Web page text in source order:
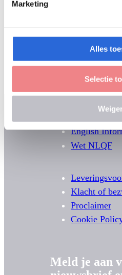
Marketing
Alles
Selectie
English
Wet NLQF
Klacht of
Proclaimer
Cookie
Meld je aan